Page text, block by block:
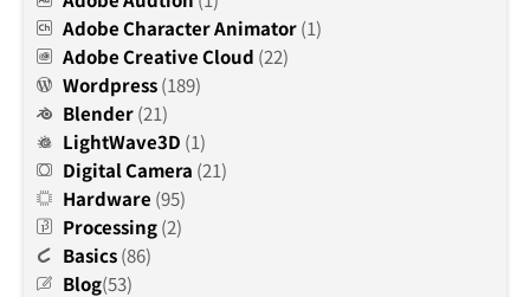
Adobe Character Animator(1)
Adobe Creative Cloud (22)
Wordpress(189)
Blender(21)
LightWave3D (1)
Digital Camera (21)
Hardware (95)
Processing(2)
Basics(86)
Blog(53)